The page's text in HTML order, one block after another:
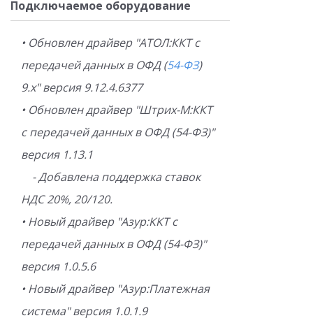
Подключаемое оборудование
• Обновлен драйвер "АТОЛ:ККТ с
передачей данных в ОФД (54-ФЗ)
9.х" версия 9.12.4.6377
• Обновлен драйвер "Штрих-М:ККТ
с передачей данных в ОФД (54-ФЗ)"
версия 1.13.1
- Добавлена поддержка ставок
НДС 20%, 20/120.
• Новый драйвер "Азур:ККТ с
передачей данных в ОФД (54-ФЗ)"
версия 1.0.5.6
• Новый драйвер "Азур:Платежная
система" версия 1.0.1.9